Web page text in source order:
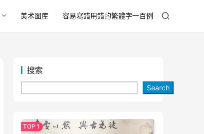
美术图库 容易寫錯用錯的繁體字一百例
搜索
Search